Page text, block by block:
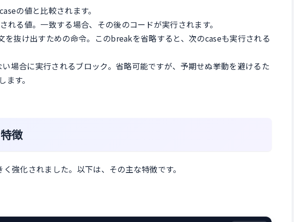
の値と比較されます。
る値。一致する場合、その後のコードが実行されます。
抜け出すための命令。このbreakを省略すると、次のcaseも実行される
場合に実行されるブロック。省略可能ですが、予期せぬ挙動を避けるた
す。
徴
強化されました。以下は、その主な特徴です。